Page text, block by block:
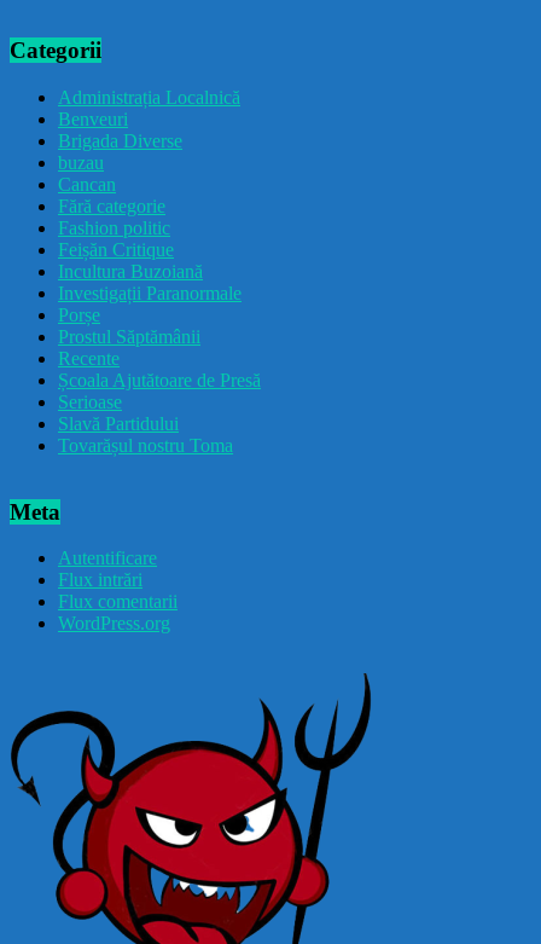
Categorii
Administrația Localnică
Benveuri
Brigada Diverse
buzau
Cancan
Fără categorie
Fashion politic
Feișăn Critique
Incultura Buzoiană
Investigații Paranormale
Porșe
Prostul Săptămânii
Recente
Școala Ajutătoare de Presă
Serioase
Slavă Partidului
Tovarășul nostru Toma
Meta
Autentificare
Flux intrări
Flux comentarii
WordPress.org